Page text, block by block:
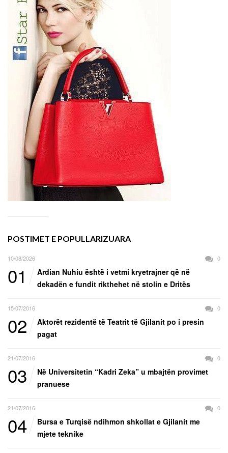
POSTIMET E POPULLARIZUARA
10/08/2026 0
01
Ardian Nuhiu është i vetmi kryetrajner që në
dekadën e fundit rikthehet në stolin e Dritës
15/07/2016 0
02
Aktorët rezidentë të Teatrit të Gjilanit po i presin
pagat
21/07/2016 0
03
Në Universitetin “Kadri Zeka” u mbajtën provimet
pranuese
21/07/2016 0
04
Bursa e Turqisë ndihmon shkollat e Gjilanit me
mjete teknike